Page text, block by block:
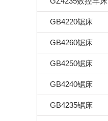
GB4220锯床
GB4260锯床
GB4250锯床
GB4240锯床
GB4235锯床